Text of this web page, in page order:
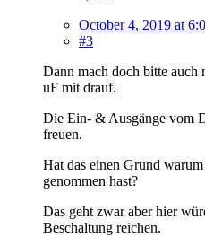
October 4, 2019 at
#3
Dann mach doch bitte auch
uF mit drauf.
Die Ein- & Ausgänge vom
freuen.
Hat das einen Grund
genommen hast?
Das geht zwar aber hier
Beschaltung reichen.